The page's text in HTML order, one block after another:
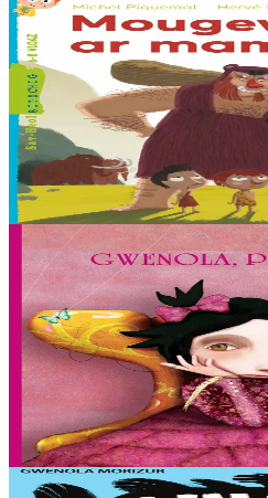
Sav-heol
La grotte des mammouths
Depuis l'arrivée d'Ugur le féroce,
Ran. Tout le monde a peur de lui, les
les mammouths !...
En stock
6,00 €
Voir
Acheter
7 ans et plus
TES
¿ Hay algo más aburrido
Gwenola en a assez du rose et
préfèrerait aller chasser les dragons.
En stock15,00 €
Voir
Acheter
6 ans et plus